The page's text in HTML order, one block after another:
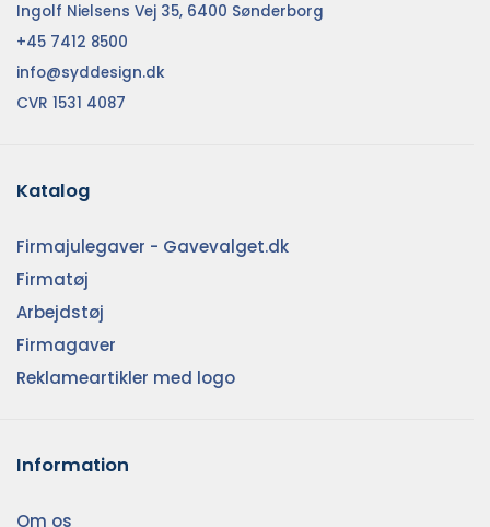
Ingolf Nielsens Vej 35, 6400 Sønderborg
+45 7412 8500
info@syddesign.dk
CVR 1531 4087
Katalog
Firmajulegaver - Gavevalget.dk
Firmatøj
Arbejdstøj
Firmagaver
Reklameartikler med logo
Information
Om os